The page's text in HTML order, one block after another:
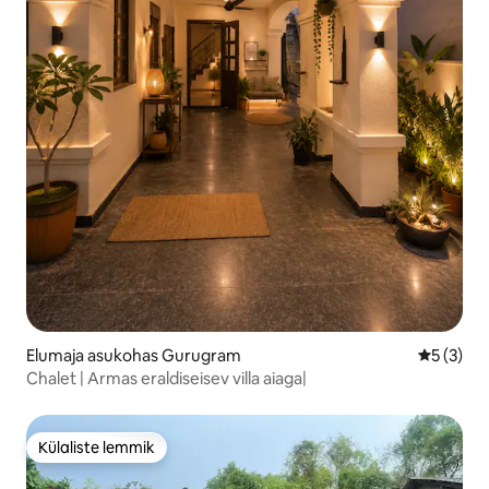
Elumaja asukohas Gurugram
5 (3)
Chalet | Armas eraldiseisev villa aiaga|
Külaliste lemmik
Külaliste lemmik